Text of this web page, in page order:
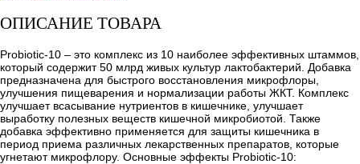
ОПИСАНИЕ ТОВАРА
Probiotic-10 – это комплекс из 10 наиболее эффективных штаммов,
который содержит 50 млрд живых культур лактобактерий. Добавка
предназначена для быстрого восстановления микрофлоры,
улучшения пищеварения и нормализации работы ЖКТ. Комплекс
улучшает всасывание нутриентов в кишечнике, улучшает
выработку полезных веществ кишечной микробиотой. Также
добавка эффективно применяется для защиты кишечника в
период приема различных лекарственных препаратов, которые
угнетают микрофлору. Основные эффекты Probiotic-10: